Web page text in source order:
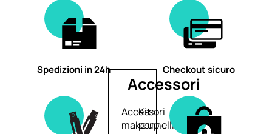
Accessori
Accessori
make up
Kit
pennelli
Spedizioni in 24h Checkout sicuro